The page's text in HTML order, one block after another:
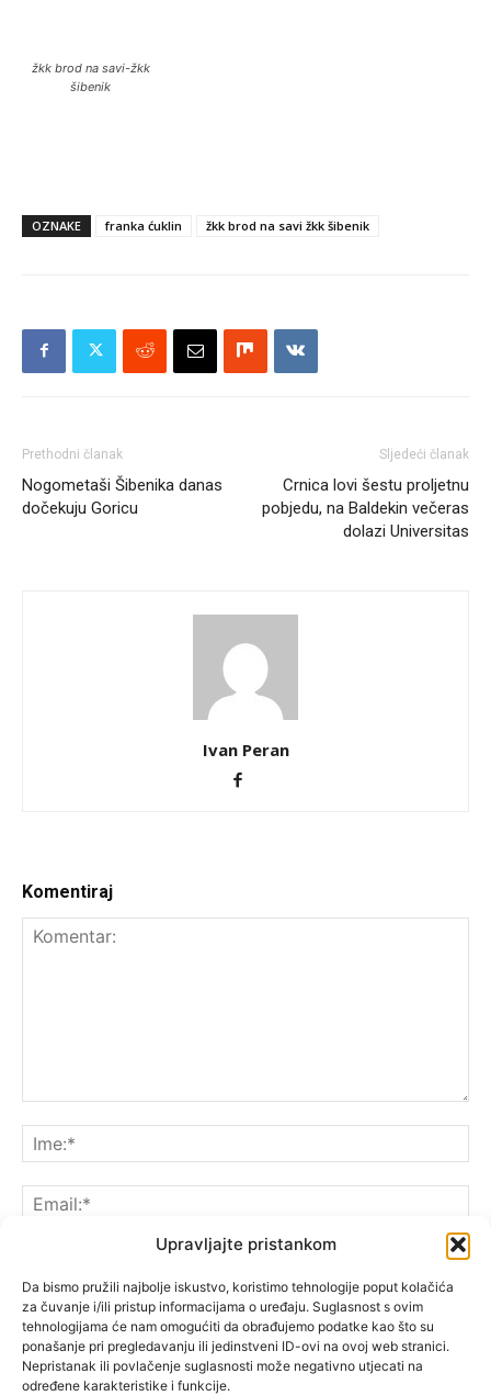
Upravljajte pristankom
Da bismo pružili najbolje iskustvo, koristimo tehnologije poput kolačića
za čuvanje i/ili pristup informacijama o uređaju. Suglasnost s ovim
tehnologijama će nam omogućiti da obrađujemo podatke kao što su
ponašanje pri pregledavanju ili jedinstveni ID-ovi na ovoj web stranici.
Nepristanak ili povlačenje suglasnosti može negativno utjecati na
određene karakteristike i funkcije.
žkk brod na savi-žkk
šibenik
OZNAKE franka ćuklin žkk brod na savi žkk šibenik
Prethodni članak
Nogometaši Šibenika danas
dočekuju Goricu
Sljedeći članak
Crnica lovi šestu proljetnu
pobjedu, na Baldekin večeras
dolazi Universitas
Ivan Peran
Komentiraj
Spremite moje ime, e-poštu i web-lokaciju u ovom
pregledniku sljedeći put kada komentarirate.